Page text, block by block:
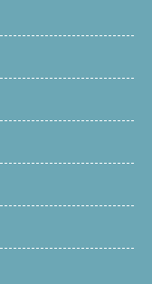
} #scroll-bar
0.3s ease;
bar.show {
14px 8px; font-
} #bottom-bar
(max-width:
bar a,
bottomBar =
上部LINEバー
} else {